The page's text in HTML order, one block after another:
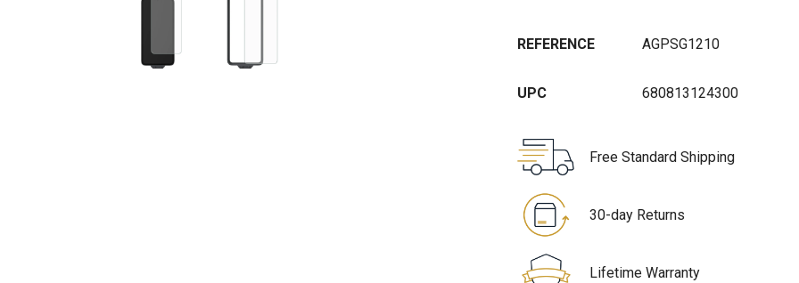
REFERENCE AGPSG1210
UPC 680813124300
Free Standard Shipping
30-day Returns
Lifetime Warranty